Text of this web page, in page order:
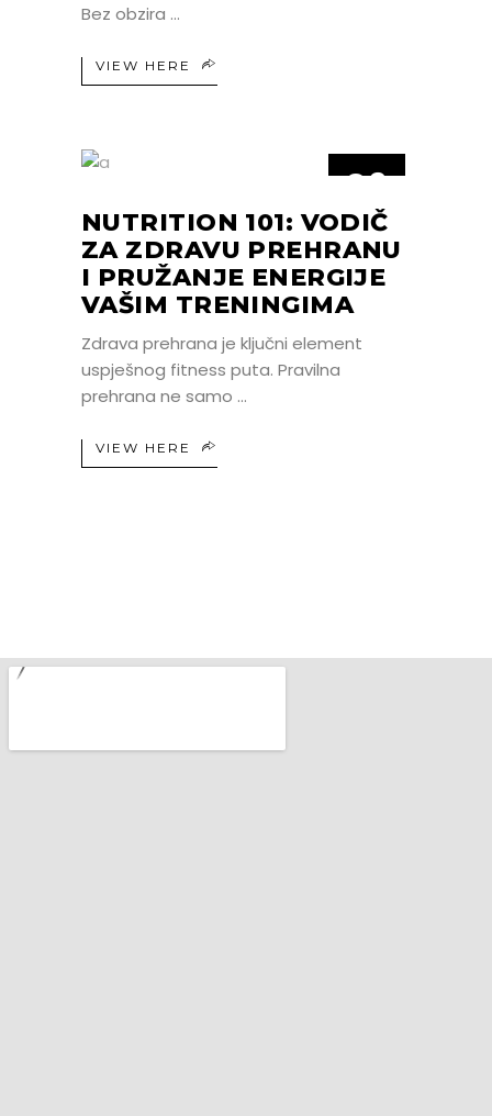
Bez obzira
VIEW HERE
06
LIP
NUTRITION 101: VODIČ
ZA ZDRAVU PREHRANU
I PRUŽANJE ENERGIJE
VAŠIM TRENINGIMA
Zdrava prehrana je ključni element
uspješnog fitness puta. Pravilna
prehrana ne samo
VIEW HERE